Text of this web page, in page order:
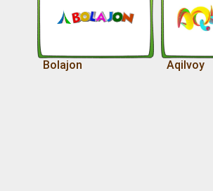
Bolajon Aqilvoy